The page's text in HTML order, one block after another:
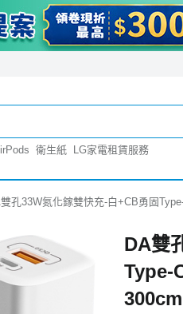
衛生紙 LG家電租賃服務
雙孔33W氮化鎵雙快充-白+CB勇固
DA雙
Type-
300cm